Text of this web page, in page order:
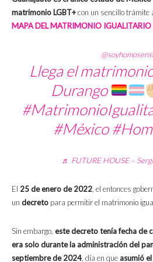
matrimonio LGBT+con un sencillo trámite
MAPA DEL MATRIMONIO IGUALITARIO
Llega el
Durango
#México
♬ FUTURE HOUSE –
El 25 de enero de 2022, el entonces
un decreto para permitir el matrimonio
Sin embargo, este decreto tenía fecha de
era solo durante la administración del
septiembre de 2024, día en que asumió